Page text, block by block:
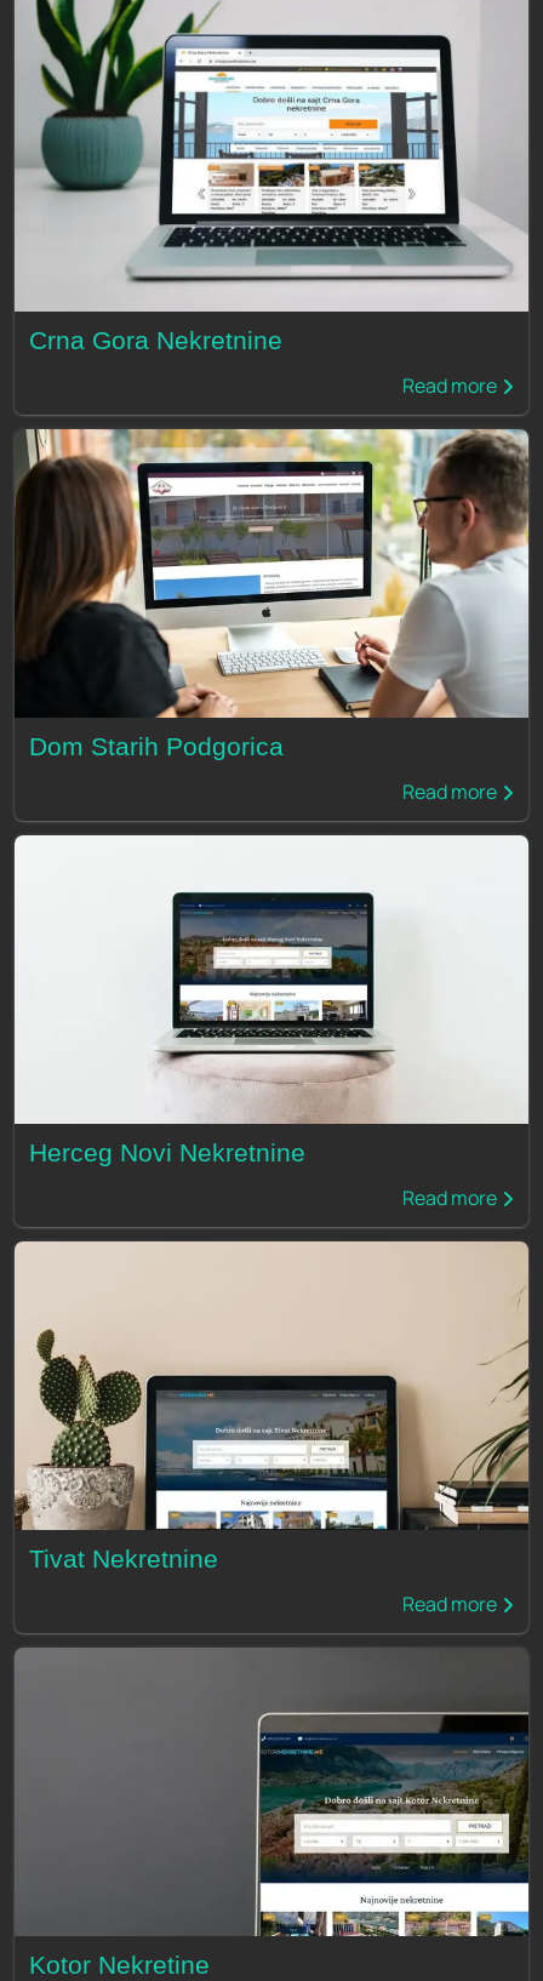
Crna Gora Nekretnine
Read more
Dom Starih Podgorica
Read more
Herceg Novi Nekretnine
Read more
Tivat Nekretnine
Read more
Kotor Nekretine